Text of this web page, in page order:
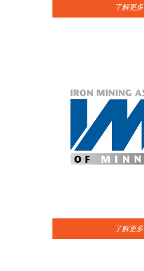
了解更多
了解更多